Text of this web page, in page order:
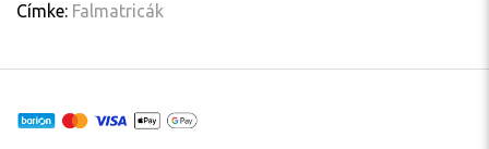
Címke: Falmatricák